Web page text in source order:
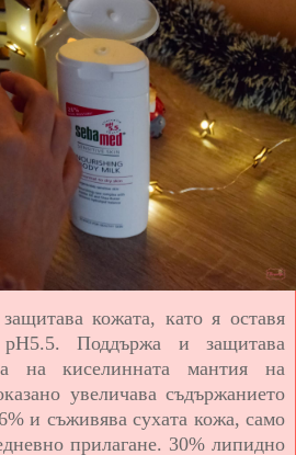
кожата, като я оставя
Поддържа и защитава
на киселинната мантия на
увеличава съдържанието
и съживява сухата кожа, само
прилагане. 30% липидно